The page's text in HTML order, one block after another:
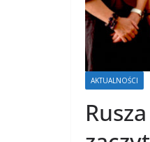
AKTUALNOŚCI